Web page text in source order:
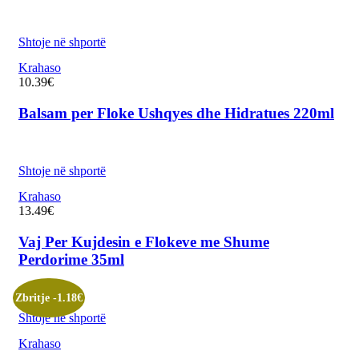
Shtoje në shportë
Krahaso
10.39€
Balsam per Floke Ushqyes dhe Hidratues 220ml
Shtoje në shportë
Krahaso
13.49€
Vaj Per Kujdesin e Flokeve me Shume
Perdorime 35ml
Shtoje në shportë
Krahaso
Zbritje -1.18€